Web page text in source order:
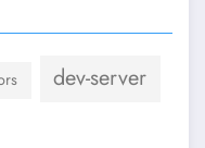
dev-server